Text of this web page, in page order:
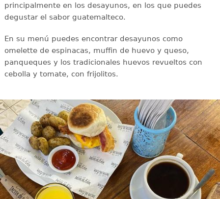
principalmente en los desayunos, en los que puedes
degustar el sabor guatemalteco.
En su menú puedes encontrar desayunos como
omelette de espinacas, muffin de huevo y queso,
panqueques y los tradicionales huevos revueltos con
cebolla y tomate, con frijolitos.